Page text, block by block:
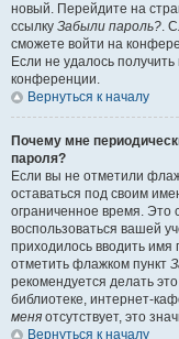
новый. Перейдите на
ссылку Забыли пароль?.
сможете войти на
Если не удалось
конференции.
Вернуться к началу
Почему мне
пароля?
Если вы не отметили
оставаться под своим
ограниченное время. Это
воспользоваться вашей
приходилось вводить
отметить флажком пункт
рекомендуется делать
библиотеке, интернет-
меня отсутствует, это
Вернуться к началу